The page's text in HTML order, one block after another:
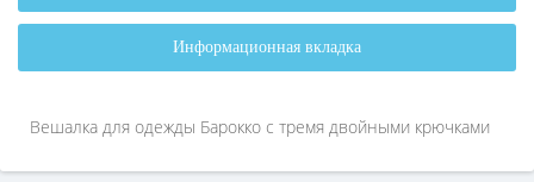
Информационная вкладка
Вешалка для одежды Барокко с тремя двойными крючками